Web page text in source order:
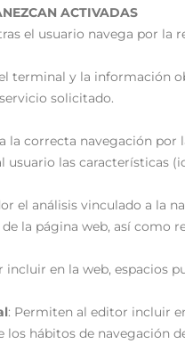
ACTIVADAS
el usuario navega por la
terminal y la información
solicitado.
la correcta navegación por
usuario las características
el análisis vinculado a la
la página web, así como
incluir en la web, espacios
: Permiten al editor incluir
hábitos de navegación